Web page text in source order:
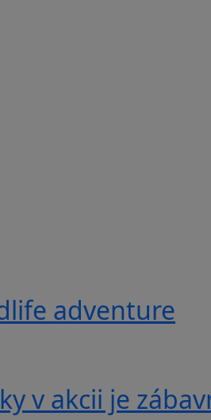
adventure
v akcii je